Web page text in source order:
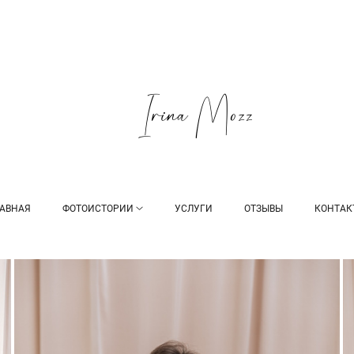
ФОТОИСТОРИИ УСЛУГИ ОТЗЫВЫ